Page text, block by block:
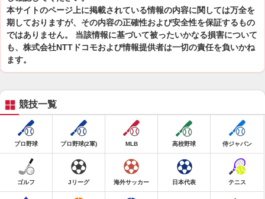
本サイトのページ上に掲載されている情報の内容に関しては万全を
期しておりますが、その内容の正確性および安全性を保証するもの
ではありません。 当該情報に基づいて被ったいかなる損害について
も、株式会社NTTドコモおよび情報提供者は一切の責任を負いかね
ます。
競技一覧
プロ野球 プロ野球(2軍) MLB 高校野球 侍ジャパン
ゴルフ Jリーグ 海外サッカー 日本代表 テニス